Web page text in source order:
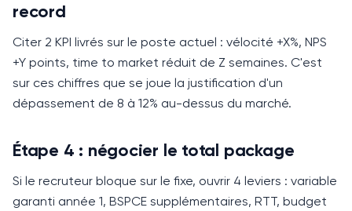
record
Citer 2 KPI livrés sur le poste actuel : vélocité +X%, NPS
+Y points, time to market réduit de Z semaines. C'est
sur ces chiffres que se joue la justification d'un
dépassement de 8 à 12% au-dessus du marché.
Étape 4 : négocier le total package
Si le recruteur bloque sur le fixe, ouvrir 4 leviers : variable
garanti année 1, BSPCE supplémentaires, RTT, budget